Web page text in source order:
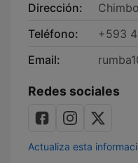
Dirección:
Teléfono:
+593
Email:
Redes sociales
Actualiza esta